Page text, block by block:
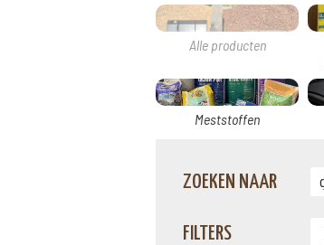
Alle producten
Meststoffen
ZOEKEN NAAR
FILTERS